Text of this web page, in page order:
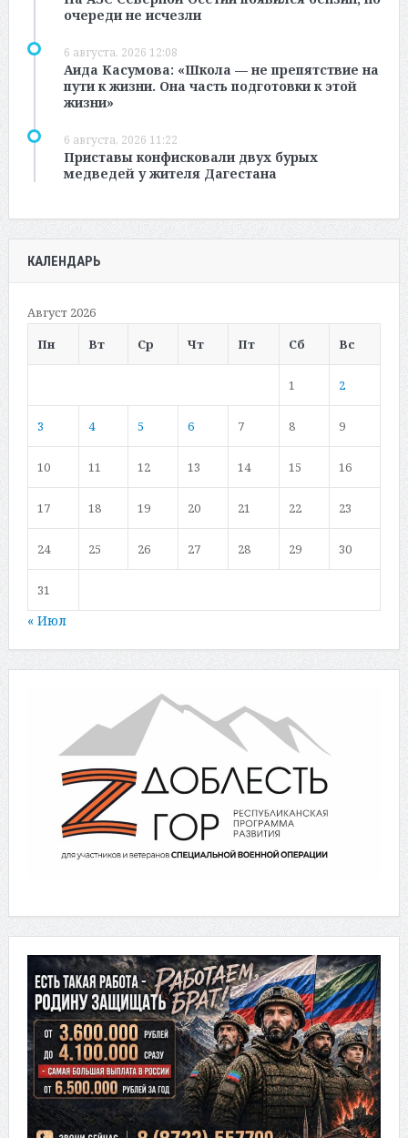
очереди не исчезли
6 августа, 2026 12:08
Аида Касумова: «Школа — не препятствие на
пути к жизни. Она часть подготовки к этой
жизни»
6 августа, 2026 11:22
Приставы конфисковали двух бурых
медведей у жителя Дагестана
КАЛЕНДАРЬ
Август 2026
Пн
Вт Ср Чт Пт Сб Вс
1 2
3 4 5 6 7 8 9
10 11 12 13 14 15 16
17 18 19 20 21 22 23
24 25 26 27 28 29 30
31
« Июл